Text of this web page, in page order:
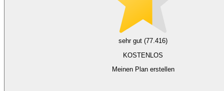
sehr gut (77.416)
KOSTENLOS
Meinen Plan erstellen